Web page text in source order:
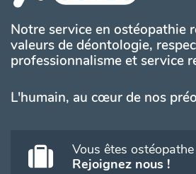
Notre service en ostéopathie
valeurs de déontologie,
professionnalisme et service
L'humain, au cœur de nos
Vous êtes ostéopathe
Rejoignez nous !